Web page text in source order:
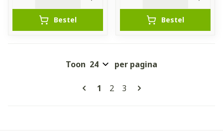
Bestel Bestel
Pagina's
U lees momenteel pagina
1 Pagina
2 Pagina
3
Toon per pagina